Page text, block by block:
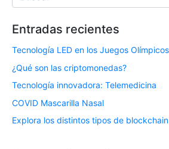
Entradas recientes
Tecnología LED en los Juegos
¿Qué son las criptomonedas?
Tecnología innovadora: Telemedicina
COVID Mascarilla Nasal
Explora los distintos tipos de blockchain